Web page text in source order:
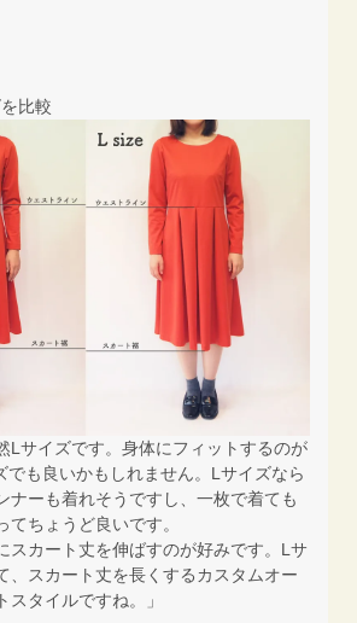
比較
Lサイズです。身体にフィットするのが
でも良いかもしれません。Lサイズなら
ナーも着れそうですし、一枚で着ても
てちょうど良いです。
スカート丈を伸ばすのが好みです。Lサ
、スカート丈を長くするカスタムオー
スタイルですね。」